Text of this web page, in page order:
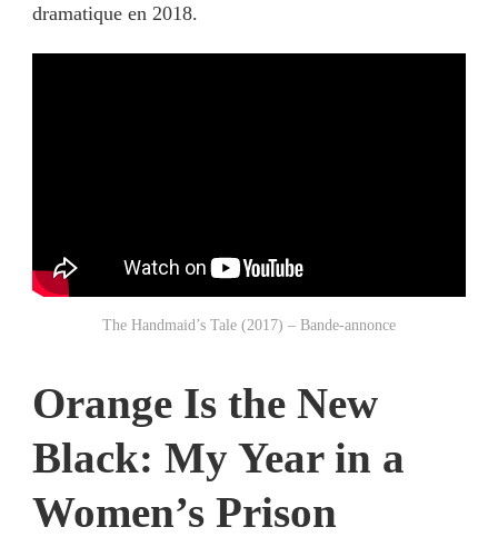
dramatique en 2018.
The Handmaid’s Tale (2017) – Bande-annonce
Orange Is the New
Black: My Year in a
Women’s Prison